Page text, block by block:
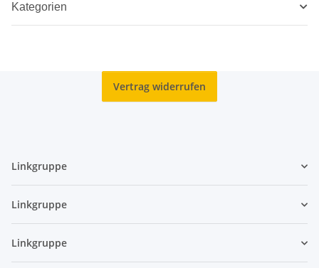
Kategorien
Vertrag widerrufen
Linkgruppe
Linkgruppe
Linkgruppe